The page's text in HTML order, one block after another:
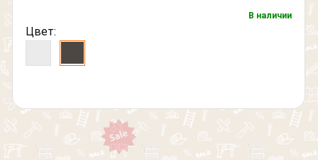
В наличии
Цвет: